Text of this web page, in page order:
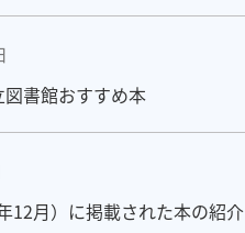
書館おすすめ本
月）に掲載された本の紹介